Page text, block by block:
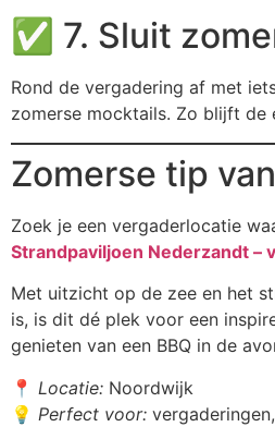
✅ 7. Sluit
Rond de vergadering af met
zomerse mocktails. Zo blijft de
Zomerse tip
Zoek je een vergaderlocatie
Strandpaviljoen Nederzandt –
Met uitzicht op de zee en het
is, is dit dé plek voor een
genieten van een BBQ in de
📍 Locatie: Noordwijk
💡 Perfect voor: